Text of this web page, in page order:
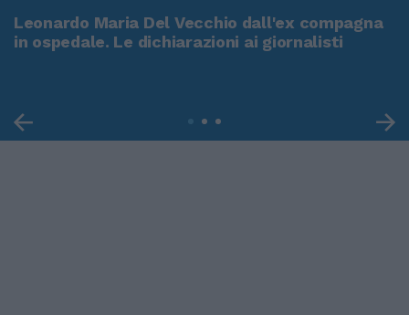
Leonardo Maria Del Vecchio dall'ex compagna
in ospedale. Le dichiarazioni ai giornalisti